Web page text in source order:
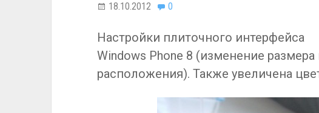
18.10.2012 0
Настройки плиточного интерфейса
Windows Phone 8 (изменение размера
расположения). Также увеличена